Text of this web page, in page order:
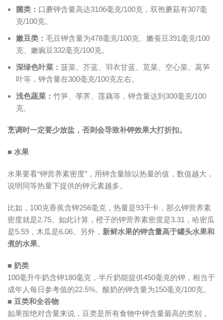
菌类： 口蘑钾含量高达3106毫克/100克，双孢蘑菇有307毫
克/100克。
嫩豆类： 毛豆钾含量为478毫克/100克、嫩蚕豆391毫克/100
克、嫩豌豆332毫克/100克。
深绿色叶菜： 菠菜、芥蓝、羽衣甘蓝、苋菜、空心菜、莴笋
叶等，钾含量在300毫克/100克左右。
浅色蔬菜： 竹笋、荸荠、莲藕等，钾含量达到300毫克/100
克。
烹调时一定要少放盐，否则会导致补钾效果大打折扣。
■ 水果
水果要看“钾营养素密度”，用钾含量除以热量的值，数值越大，
说明同等热量下提供的钾元素越多。
比如，100克香蕉含钾256毫克，热量是93千卡，那么钾营养素
密度就是2.75。如此计算，橙子的钾营养素密度是3.31，哈密瓜
是5.59，木瓜是6.06。另外， 新鲜水果的钾含量高于罐头水果和
煮的水果。
■ 奶类
100毫升牛奶含钾180毫克，半斤奶能提供450毫克的钾，相当于
成年人每日参考值的22.5%。酸奶的钾含量为150毫克/100克。
■ 豆类和全谷物
如果按绝对含量来说，豆类是所有食物中钾含量最高的类别，